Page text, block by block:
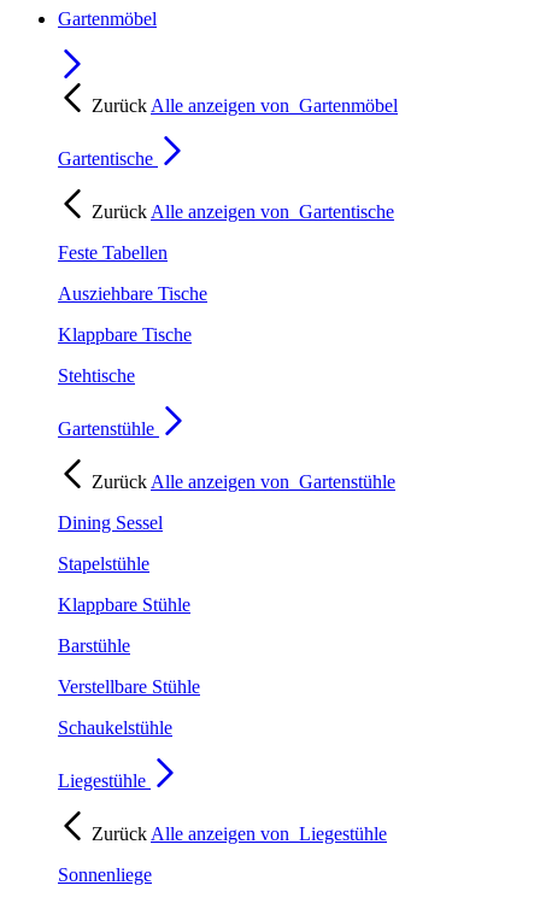
Gartenmöbel
Zurück Alle anzeigen von Gartenmöbel
Gartentische
Zurück Alle anzeigen von Gartentische
Feste Tabellen
Ausziehbare Tische
Klappbare Tische
Stehtische
Gartenstühle
Zurück Alle anzeigen von Gartenstühle
Dining Sessel
Stapelstühle
Klappbare Stühle
Barstühle
Verstellbare Stühle
Schaukelstühle
Liegestühle
Zurück Alle anzeigen von Liegestühle
Sonnenliege